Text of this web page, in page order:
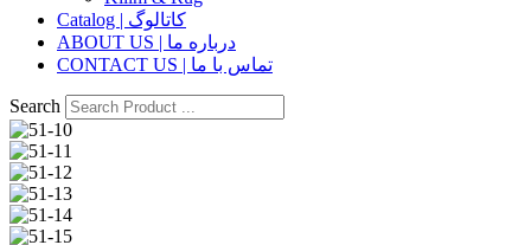
Catalog | کاتالوگ
ABOUT US | درباره ما
CONTACT US | تماس با ما
Search